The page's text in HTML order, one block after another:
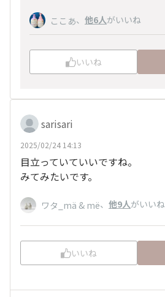
ここあ、 他6人がいいね
いいね
sarisari
2025/02/24 14:13
目立っていていいですね。
みてみたいです。
ワタ_mä & më、 他9人がいいね
いいね